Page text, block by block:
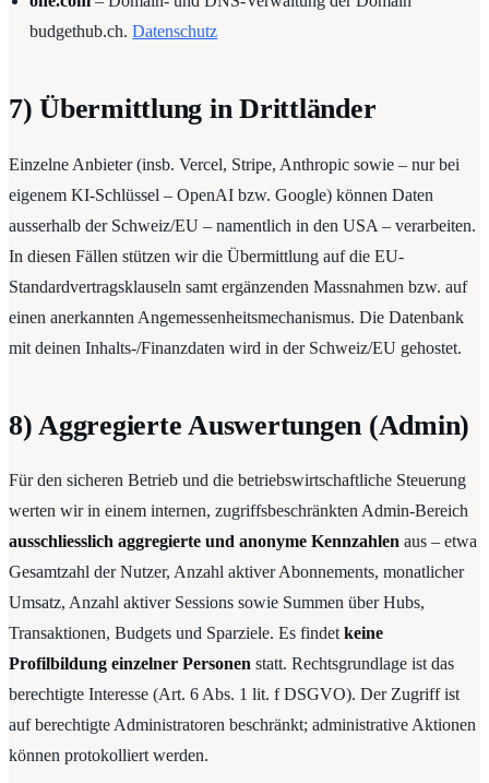
budgethub.ch.Datenschutz
7) Übermittlung in Drittländer
Einzelne Anbieter (insb. Vercel, Stripe, Anthropic sowie – nur bei
eigenem KI-Schlüssel – OpenAI bzw. Google) können Daten
ausserhalb der Schweiz/EU – namentlich in den USA – verarbeiten.
In diesen Fällen stützen wir die Übermittlung auf die EU-
Standardvertragsklauseln samt ergänzenden Massnahmen bzw. auf
einen anerkannten Angemessenheitsmechanismus. Die Datenbank
mit deinen Inhalts-/Finanzdaten wird in der Schweiz/EU gehostet.
8) Aggregierte Auswertungen (Admin)
Für den sicheren Betrieb und die betriebswirtschaftliche Steuerung
werten wir in einem internen, zugriffsbeschränkten Admin-Bereich
ausschliesslich aggregierte und anonyme Kennzahlen aus – etwa
Gesamtzahl der Nutzer, Anzahl aktiver Abonnements, monatlicher
Umsatz, Anzahl aktiver Sessions sowie Summen über Hubs,
Transaktionen, Budgets und Sparziele. Es findet keine
Profilbildung einzelner Personen statt. Rechtsgrundlage ist das
berechtigte Interesse (Art. 6 Abs. 1 lit. f DSGVO). Der Zugriff ist
auf berechtigte Administratoren beschränkt; administrative Aktionen
können protokolliert werden.